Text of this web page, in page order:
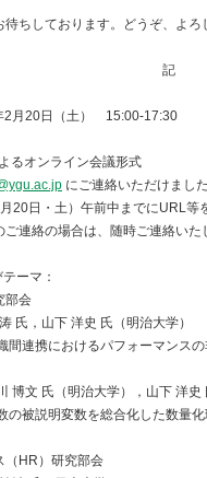
ちしております。どうぞ、よろ
月20日（土） 15:00-17:30
るオンライン会議形式
にご連絡いただけました
土）午前中までにURL等を
場合は、随時ご連絡いたし
ーマ：
部会
氏，山下 洋史 氏（明治大学）
携におけるパフォーマンスの
博文 氏（明治大学），山下 洋史
説明変数を総合化した数量化
（HR）研究部会